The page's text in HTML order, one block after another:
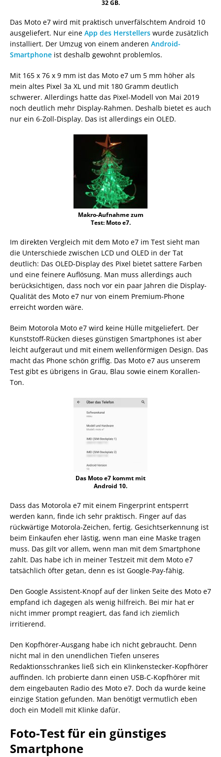
32 GB.
Das Moto e7 wird mit praktisch unverfälschtem Android 10
ausgeliefert. Nur eine App des Herstellers wurde zusätzlich
installiert. Der Umzug von einem anderen Android-
Smartphone ist deshalb gewohnt problemlos.
Mit 165 x 76 x 9 mm ist das Moto e7 um 5 mm höher als
mein altes Pixel 3a XL und mit 180 Gramm deutlich
schwerer. Allerdings hatte das Pixel-Modell von Mai 2019
noch deutlich mehr Display-Rahmen. Deshalb bietet es auch
nur ein 6-Zoll-Display. Das ist allerdings ein OLED.
Makro-Aufnahme zum
Test: Moto e7.
Im direkten Vergleich mit dem Moto e7 im Test sieht man
die Unterschiede zwischen LCD und OLED in der Tat
deutlich: Das OLED-Display des Pixel bietet sattere Farben
und eine feinere Auflösung. Man muss allerdings auch
berücksichtigen, dass noch vor ein paar Jahren die Display-
Qualität des Moto e7 nur von einem Premium-Phone
erreicht worden wäre.
Beim Motorola Moto e7 wird keine Hülle mitgeliefert. Der
Kunststoff-Rücken dieses günstigen Smartphones ist aber
leicht aufgeraut und mit einem wellenförmigen Design. Das
macht das Phone schön griffig. Das Moto e7 aus unserem
Test gibt es übrigens in Grau, Blau sowie einem Korallen-
Ton.
Das Moto e7 kommt mit
Android 10.
Dass das Motorola e7 mit einem Fingerprint entsperrt
werden kann, finde ich sehr praktisch. Finger auf das
rückwärtige Motorola-Zeichen, fertig. Gesichtserkennung ist
beim Einkaufen eher lästig, wenn man eine Maske tragen
muss. Das gilt vor allem, wenn man mit dem Smartphone
zahlt. Das habe ich in meiner Testzeit mit dem Moto e7
tatsächlich öfter getan, denn es ist Google-Pay-fähig.
Den Google Assistent-Knopf auf der linken Seite des Moto e7
empfand ich dagegen als wenig hilfreich. Bei mir hat er
nicht immer prompt reagiert, das fand ich ziemlich
irritierend.
Den Kopfhörer-Ausgang habe ich nicht gebraucht. Denn
nicht mal in den unendlichen Tiefen unseres
Redaktionsschrankes ließ sich ein Klinkenstecker-Kopfhörer
auffinden. Ich probierte dann einen USB-C-Kopfhörer mit
dem eingebauten Radio des Moto e7. Doch da wurde keine
einzige Station gefunden. Man benötigt vermutlich eben
doch ein Modell mit Klinke dafür.
Foto-Test für ein günstiges
Smartphone